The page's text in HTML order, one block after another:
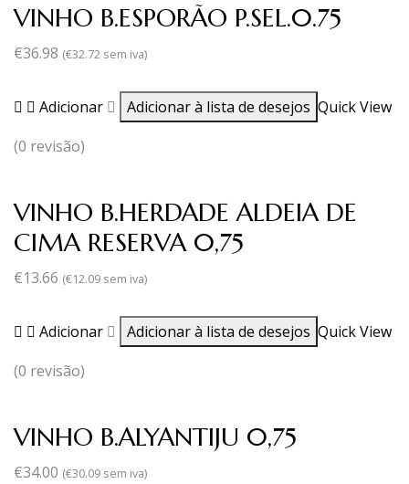
VINHO B.ESPORÃO P.SEL.0.75
€36.98 (€32.72 sem iva)
Adicionar Adicionar à lista de desejos Quick View
(0 revisão)
VINHO B.HERDADE ALDEIA DE
CIMA RESERVA 0,75
€13.66 (€12.09 sem iva)
Adicionar Adicionar à lista de desejos Quick View
(0 revisão)
VINHO B.ALYANTIJU 0,75
€34.00 (€30.09 sem iva)